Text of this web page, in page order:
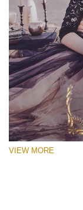
VIEW MORE